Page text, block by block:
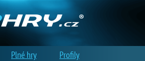
Plné hry Profily